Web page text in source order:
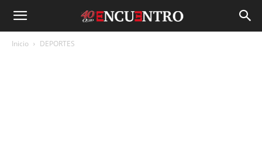
Inicio DEPORTES